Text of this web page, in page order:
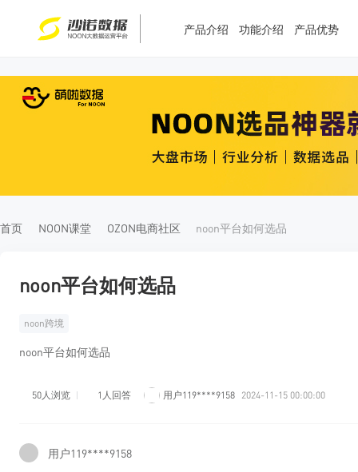
产品介绍 功能介绍 产品优势
首页 NOON课堂 OZON电商社区 noon平台如何选品
noon平台如何选品
noon跨境
noon平台如何选品
50人浏览 1人回答 用户119****9158 2024-11-15 00:00:00
用户119****9158